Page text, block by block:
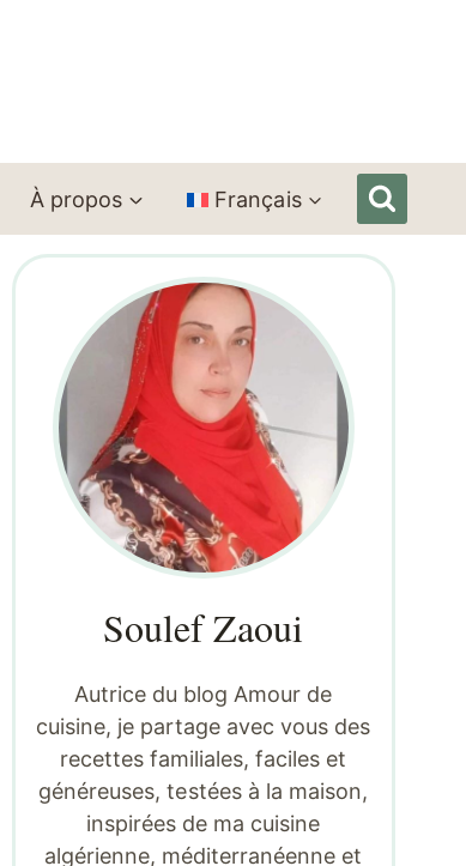
À propos Français
Soulef Zaoui
Autrice du blog Amour de
cuisine, je partage avec vous des
recettes familiales, faciles et
généreuses, testées à la maison,
inspirées de ma cuisine
algérienne, méditerranéenne et